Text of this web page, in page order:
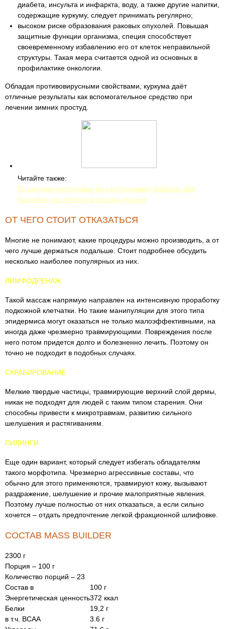
диабета, инсульта и инфаркта, воду, а также другие напитки,
содержащие куркуму, следует принимать регулярно;
высоком риске образования раковых опухолей. Повышая
защитные функции организма, специя способствует
своевременному избавлению его от клеток неправильной
структуры. Такая мера считается одной из основных в
профилактике онкологии.
Обладая противовирусными свойствами, куркума даёт
отличные результаты как вспомогательное средство при
лечении зимних простуд.
Читайте также:
Пошаговая инструкция по изготовлению фильтра для
бассейна из синтепона своими руками
ОТ ЧЕГО СТОИТ ОТКАЗАТЬСЯ
Многие не понимают, какие процедуры можно производить, а от
чего лучше держаться подальше. Стоит подробнее обсудить
несколько наиболее популярных из них.
ЛИМФОДРЕНАЖ
Такой массаж напрямую направлен на интенсивную проработку
подкожной клетчатки. Но такие манипуляции для этого типа
эпидермиса могут оказаться не только малоэффективными, на
иногда даже чрезмерно травмирующими. Повреждения после
него потом придется долго и болезненно лечить. Поэтому он
точно не подходит в подобных случаях.
СКРАБИРОВАНИЕ
Мелкие твердые частицы, травмирующие верхний слой дермы,
никак не подходят для людей с таким типом старения. Они
способны привести к микротравмам, развитию сильного
шелушения и растягиваниям.
ПИЛИНГИ
Еще один вариант, который следует избегать обладателям
такого морфотипа. Чрезмерно агрессивные составы, что
обычно для этого применяются, травмируют кожу, вызывают
раздражение, шелушение и прочие малоприятные явления.
Поэтому лучше полностью от них отказаться, а если сильно
хочется – отдать предпочтение легкой фракционной шлифовке.
СОСТАВ MASS BUILDER
2300 г
Порция – 100 г
Количество порций – 23
Состав в
100 г
Энергетическая ценность372 ккал
Белки
19,2 г
в т.ч. BCAA
3.6 г